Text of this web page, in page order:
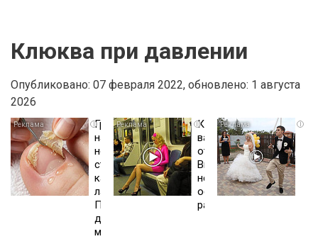
Клюква при давлении
Опубликовано: 07 февраля 2022, обновлено: 1 августа
2026
iГрибок
на
ногтях
стирается
как
ластиком!
Простой
домашний
метод
iКоролева
вагона
отожгла!
Видео
не
оставит
равнодушным
i